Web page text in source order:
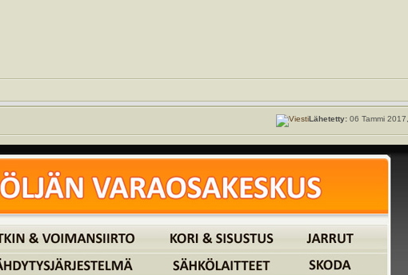
Lähetetty: 06 Tammi